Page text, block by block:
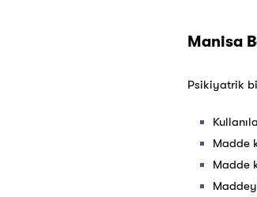
Manisa
Psikiyatrik
Madde
Madde